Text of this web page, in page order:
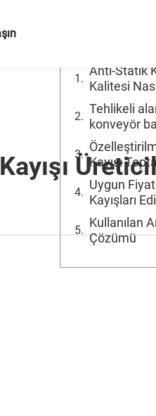
Anti-Statik
Kalitesi
Tehlikeli
konveyör
Kayışı
Uygun
Kayışları
Kullanılan
Çözümü